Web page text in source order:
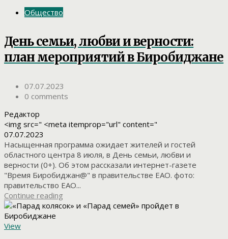
Общество
День семьи, любви и верности:
план мероприятий в Биробиджане
07.07.2023
0 comments
Редактор
<img src=" <meta itemprop="url" content="
07.07.2023
Насыщенная программа ожидает жителей и гостей
областного центра 8 июля, в День семьи, любви и
верности (0+). Об этом рассказали интернет-газете
"Время Биробиджан@" в правительстве ЕАО. фото:
правительство ЕАО...
Continue reading
View